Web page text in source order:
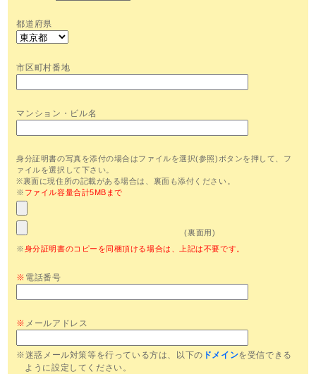
都道府県
市区町村番地
マンション・ビル名
身分証明書の写真を添付の場合はファイルを選択(参照)ボタンを押して、フ
ァイルを選択して下さい。
※裏面に現住所の記載がある場合は、裏面も添付ください。
※ ファイル容量合計5MBまで
(裏面用)
※身分証明書のコピーを同梱頂ける場合は、上記は不要です。
※ 電話番号
※ メールアドレス
※迷惑メール対策等を行っている方は、以下の ドメインを受信できる
ように設定してください。